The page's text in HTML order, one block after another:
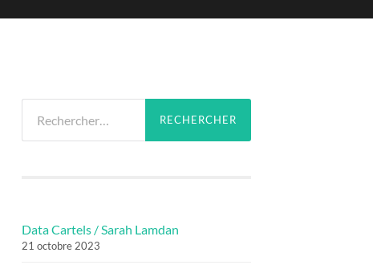
Data Cartels / Sarah Lamdan
21 octobre 2023